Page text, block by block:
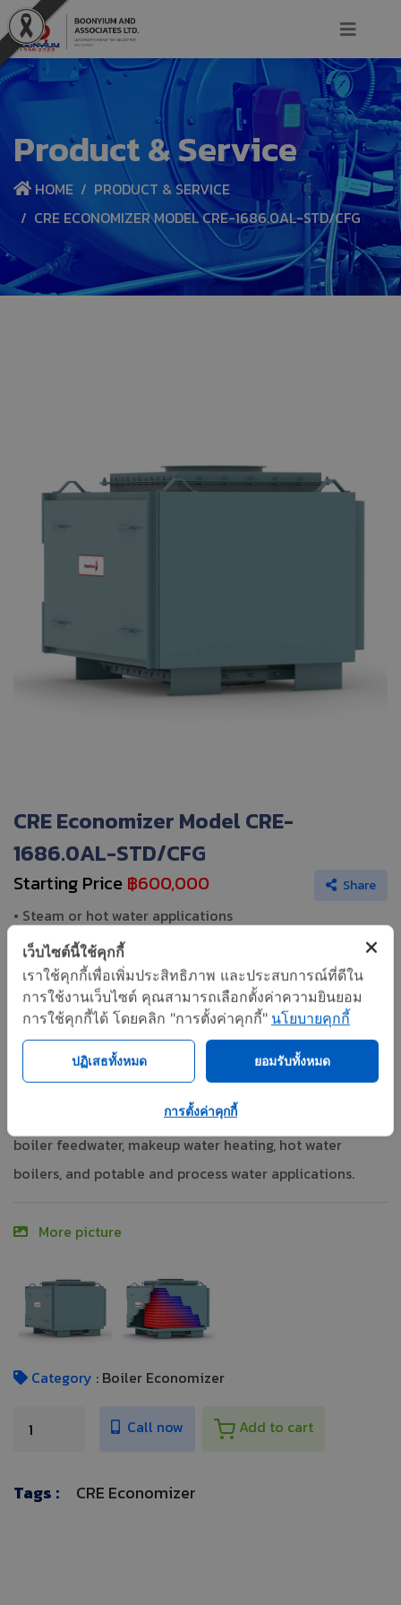
Product & Service
HOME
PRODUCT & SERVICE
CRE ECONOMIZER MODEL CRE-1686.0AL-STD/CFG
CRE Economizer Model CRE-
1686.0AL-STD/CFG
Share
Starting Price ฿600,000
• Steam or hot water applications
• Non-condensing economizer
• Preheats boiler feedwater
• Boilers up to 2,500 HP
• Accomodates all boiler design pressures
The CRE Rectangular Economizer can be utilized up to
2,500 HP for capturing the waste heat and preheating
boiler feedwater, makeup water heating, hot water
boilers, and potable and process water applications.
More picture
Category : Boiler Economizer
Call now Add to cart
Tags : CRE Economizer
เว็บไซต์นี้ใช้คุกกี้
เราใช้คุกกี้เพื่อเพิ่มประสิทธิภาพ และประสบการณ์ที่ดีใน
การใช้งานเว็บไซต์ คุณสามารถเลือกตั้งค่าความยินยอม
การใช้คุกกี้ได้ โดยคลิก "การตั้งค่าคุกกี้" นโยบายคุกกี้
ปฏิเสธทั้งหมด ยอมรับทั้งหมด
การตั้งค่าคุกกี้